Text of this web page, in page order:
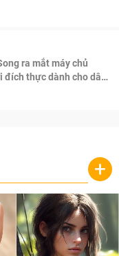
ra mắt máy chủ
đích thực dành cho dân
+